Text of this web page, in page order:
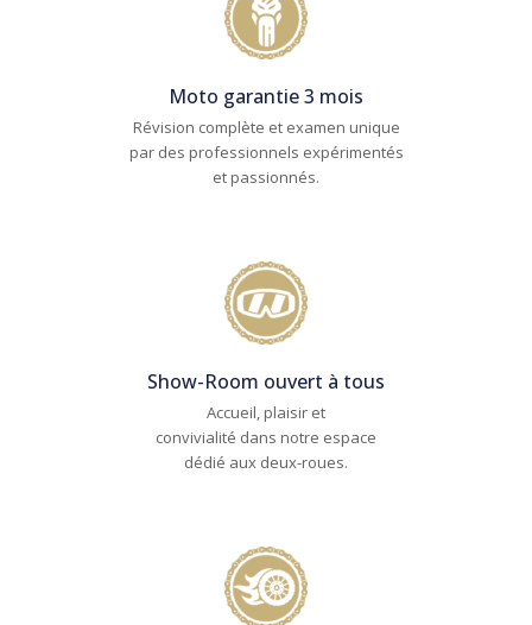
Moto garantie 3 mois
Révision complète et examen unique
par des professionnels expérimentés
et passionnés.
Show-Room ouvert à tous
Accueil, plaisir et
convivialité dans notre espace
dédié aux deux-roues.